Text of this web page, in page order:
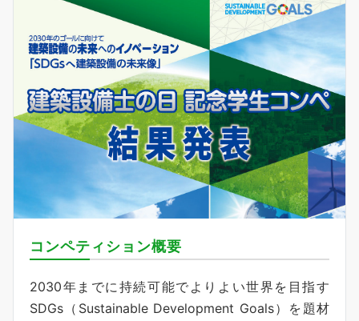
コンペティション概要
2030年までに持続可能でよりよい世界を目指す
SDGs（Sustainable Development Goals）を題材